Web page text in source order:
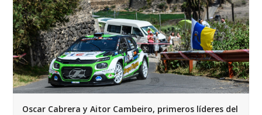
Oscar Cabrera y Aitor Cambeiro, primeros líderes del